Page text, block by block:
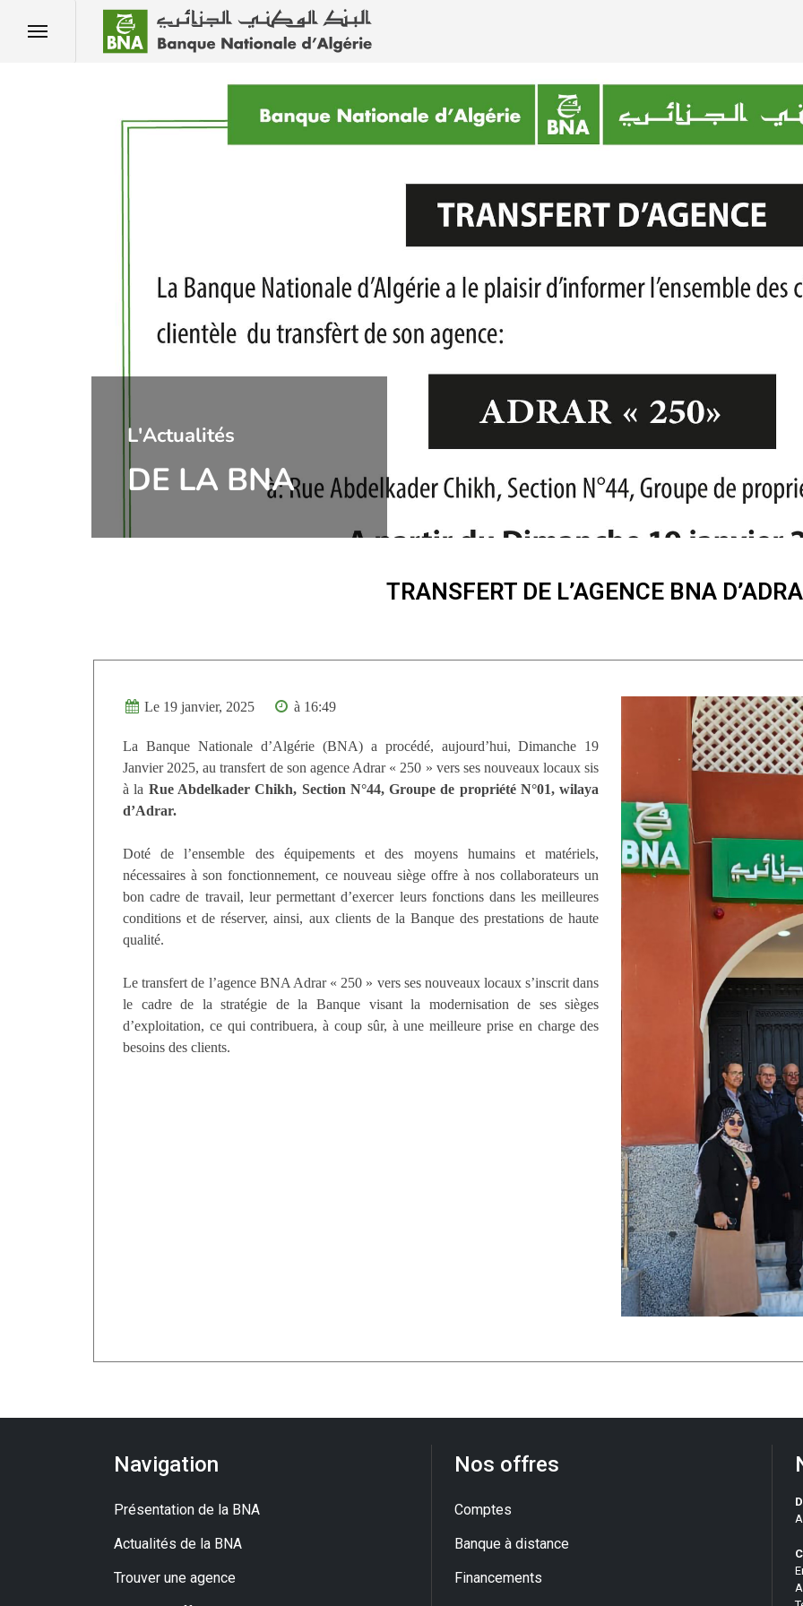
l'Actualités
DE LA BNA
TRANSFERT DE L’AGENCE BNA
Le 19 janvier, 2025 à 16:49
La Banque Nationale d’Algérie (BNA) a procédé, aujourd’hui, Dimanche 19
Janvier 2025, au transfert de son agence Adrar « 250 » vers ses nouveaux locaux sis
à la Rue Abdelkader Chikh, Section N°44, Groupe de propriété N°01, wilaya
d’Adrar.
Doté de l’ensemble des équipements et des moyens humains et matériels,
nécessaires à son fonctionnement, ce nouveau siège offre à nos collaborateurs un
bon cadre de travail, leur permettant d’exercer leurs fonctions dans les meilleures
conditions et de réserver, ainsi, aux clients de la Banque des prestations de haute
qualité.
Le transfert de l’agence BNA Adrar « 250 » vers ses nouveaux locaux s’inscrit dans
le cadre de la stratégie de la Banque visant la modernisation de ses sièges
d’exploitation, ce qui contribuera, à coup sûr, à une meilleure prise en charge des
besoins des clients.
Navigation
Présentation de la BNA
Actualités de la BNA
Trouver une agence
Nos offres
Comptes
Banque à distance
Financements